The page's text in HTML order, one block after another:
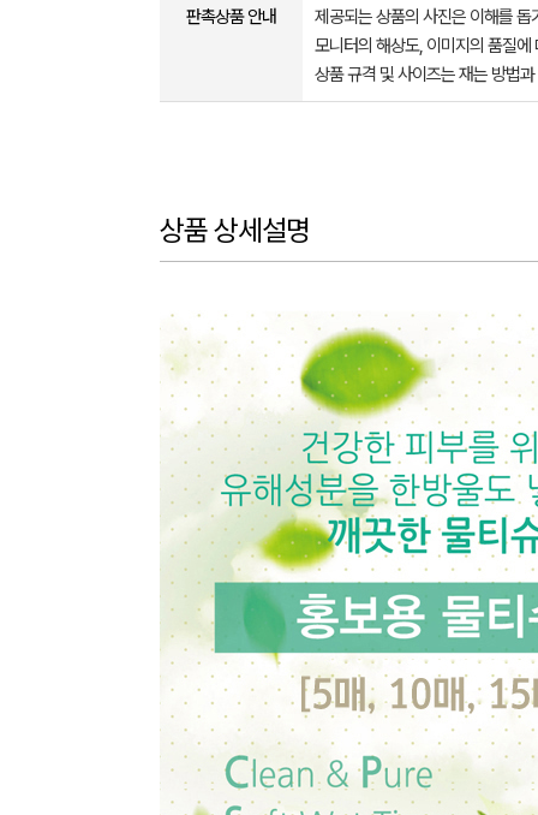
판촉상품 안내
제공되는 상품의 사진은 이해를
모니터의 해상도, 이미지의 품질
상품 규격 및 사이즈는 재는 방법
상품 상세설명